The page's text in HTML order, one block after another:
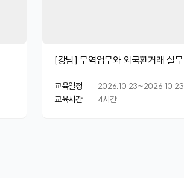
[강남] 무역업무와 외국환거래 실무
교육일정
2026.10.23~2026.10.23
교육시간
4시간